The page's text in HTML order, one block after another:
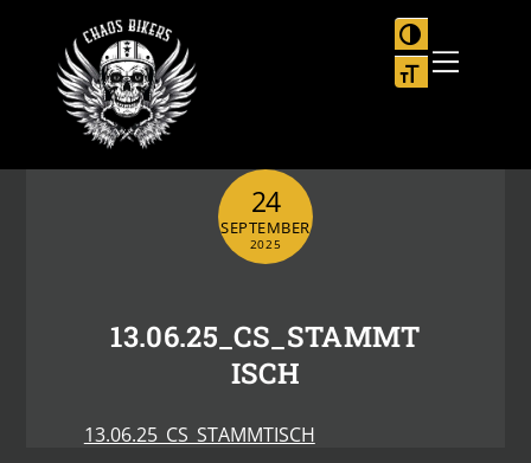
content
Menu
SCHRIFT
24
SEPTEMBER
2025
13.06.25_CS_STAMMT
ISCH
13.06.25_CS_STAMMTISCH